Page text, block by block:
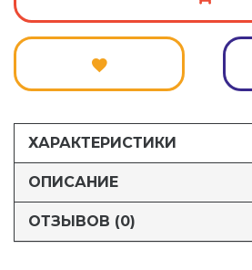
ХАРАКТЕРИСТИКИ
ОПИСАНИЕ
ОТЗЫВОВ (0)